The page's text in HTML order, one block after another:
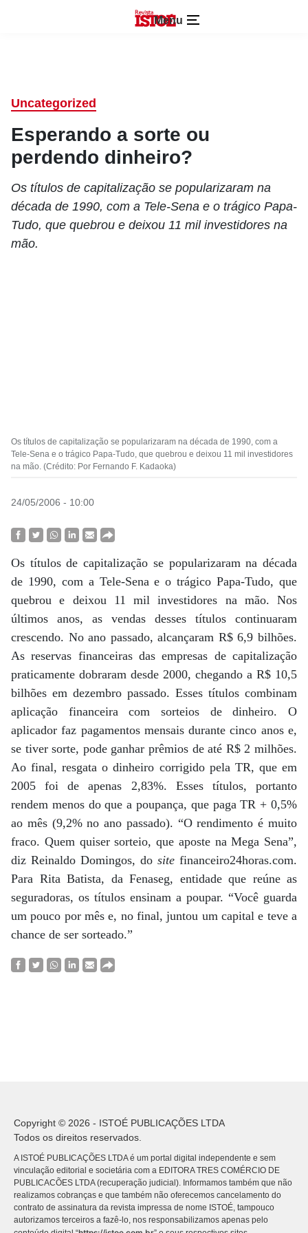
Menu
Uncategorized
Esperando a sorte ou
perdendo dinheiro?
Os títulos de capitalização se popularizaram na
década de 1990, com a Tele-Sena e o trágico Papa-
Tudo, que quebrou e deixou 11 mil investidores na
mão.
Os títulos de capitalização se popularizaram na década de 1990, com a
Tele-Sena e o trágico Papa-Tudo, que quebrou e deixou 11 mil investidores
na mão. (Crédito: Por Fernando F. Kadaoka)
24/05/2006 - 10:00
Os títulos de capitalização se popularizaram na década
de 1990, com a Tele-Sena e o trágico Papa-Tudo, que
quebrou e deixou 11 mil investidores na mão. Nos
últimos anos, as vendas desses títulos continuaram
crescendo. No ano passado, alcançaram R$ 6,9 bilhões.
As reservas financeiras das empresas de capitalização
praticamente dobraram desde 2000, chegando a R$ 10,5
bilhões em dezembro passado. Esses títulos combinam
aplicação financeira com sorteios de dinheiro. O
aplicador faz pagamentos mensais durante cinco anos e,
se tiver sorte, pode ganhar prêmios de até R$ 2 milhões.
Ao final, resgata o dinheiro corrigido pela TR, que em
2005 foi de apenas 2,83%. Esses títulos, portanto
rendem menos do que a poupança, que paga TR + 0,5%
ao mês (9,2% no ano passado). “O rendimento é muito
fraco. Quem quiser sorteio, que aposte na Mega Sena”,
diz Reinaldo Domingos, do site financeiro24horas.com.
Para Rita Batista, da Fenaseg, entidade que reúne as
seguradoras, os títulos ensinam a poupar. “Você guarda
um pouco por mês e, no final, juntou um capital e teve a
chance de ser sorteado.”
Copyright © 2026 - ISTOÉ PUBLICAÇÕES LTDA
Todos os direitos reservados.
A ISTOÉ PUBLICAÇÕES LTDA é um portal digital independente e sem
vinculação editorial e societária com a EDITORA TRES COMÉRCIO DE
PUBLICACÕES LTDA (recuperação judicial). Informamos também que não
realizamos cobranças e que também não oferecemos cancelamento do
contrato de assinatura da revista impressa de nome ISTOÉ, tampouco
autorizamos terceiros a fazê-lo, nos responsabilizamos apenas pelo